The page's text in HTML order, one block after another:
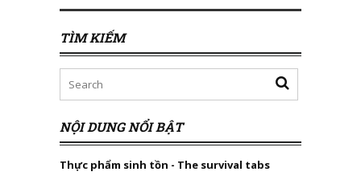
TÌM KIẾM
NỘI DUNG NỔI BẬT
Thực phẩm sinh tồn - The survival tabs